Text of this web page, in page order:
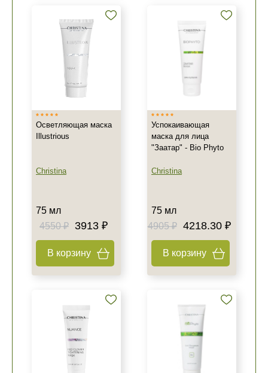
Осветляющая маска
Illustrious
Christina
75 мл
4550 ₽
3913 ₽
В корзину
Успокаивающая
маска для лица
"Заатар" - Bio Phyto
Christina
75 мл
4905 ₽
4218.30 ₽
В корзину